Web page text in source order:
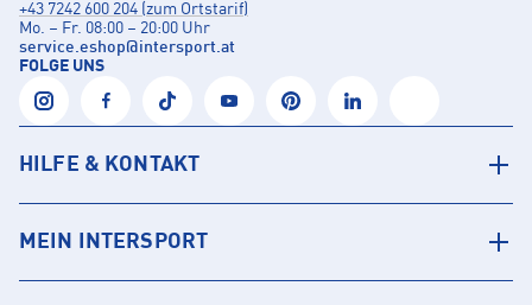
+43 7242 600 204 (zum Ortstarif)
Mo. – Fr. 08:00 – 20:00 Uhr
service.eshop@intersport.at
FOLGE UNS
HILFE & KONTAKT
MEIN INTERSPORT